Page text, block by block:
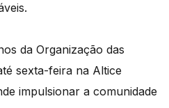
da Organização das
sexta-feira na Altice
impulsionar a comunidade